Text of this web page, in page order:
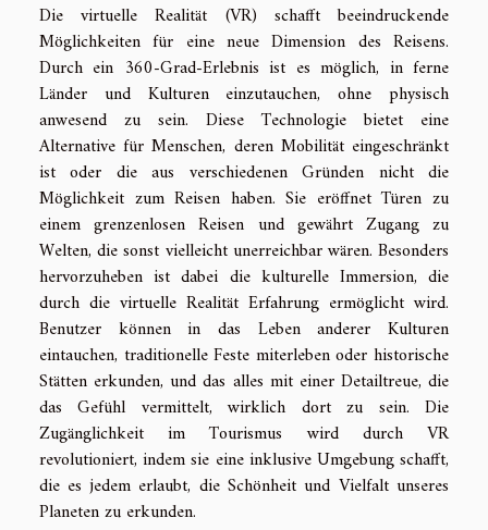
Die virtuelle Realität (VR) schafft beeindruckende
Möglichkeiten für eine neue Dimension des Reisens.
Durch ein 360-Grad-Erlebnis ist es möglich, in ferne
Länder und Kulturen einzutauchen, ohne physisch
anwesend zu sein. Diese Technologie bietet eine
Alternative für Menschen, deren Mobilität eingeschränkt
ist oder die aus verschiedenen Gründen nicht die
Möglichkeit zum Reisen haben. Sie eröffnet Türen zu
einem grenzenlosen Reisen und gewährt Zugang zu
Welten, die sonst vielleicht unerreichbar wären. Besonders
hervorzuheben ist dabei die kulturelle Immersion, die
durch die virtuelle Realität Erfahrung ermöglicht wird.
Benutzer können in das Leben anderer Kulturen
eintauchen, traditionelle Feste miterleben oder historische
Stätten erkunden, und das alles mit einer Detailtreue, die
das Gefühl vermittelt, wirklich dort zu sein. Die
Zugänglichkeit im Tourismus wird durch VR
revolutioniert, indem sie eine inklusive Umgebung schafft,
die es jedem erlaubt, die Schönheit und Vielfalt unseres
Planeten zu erkunden.